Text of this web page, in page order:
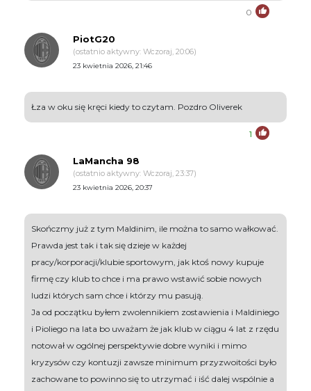
0
PiotG20
(ostatnio aktywny: Wczoraj, 20:06)
23 kwietnia 2026, 21:46
Łza w oku się kręci kiedy to czytam. Pozdro Oliverek
1
LaMancha 98
(ostatnio aktywny: Wczoraj, 23:37)
23 kwietnia 2026, 20:37
Skończmy już z tym Maldinim, ile można to samo wałkować.
Prawda jest tak i tak się dzieje w każdej
pracy/korporacji/klubie sportowym, jak ktoś nowy kupuje
firmę czy klub to chce i ma prawo wstawić sobie nowych
ludzi których sam chce i którzy mu pasują.
Ja od początku byłem zwolennikiem zostawienia i Maldiniego
i Pioliego na lata bo uważam że jak klub w ciągu 4 lat z rzędu
notował w ogólnej perspektywie dobre wyniki i mimo
kryzysów czy kontuzji zawsze minimum przyzwoitości było
zachowane to powinno się to utrzymać i iść dalej wspólnie a